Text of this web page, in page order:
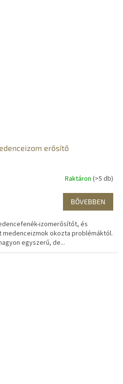
erősítő
Raktáron (>5 db)
BŐVEBBEN
izomerősítőt, és
medenceizmok okozta problémáktól.
egyszerű, de...